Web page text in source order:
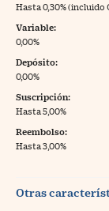
Hasta 0,30%
Variable:
0,00%
Depósito:
0,00%
Suscripción:
Hasta 5,00%
Reembolso:
Hasta 3,00%
Otras